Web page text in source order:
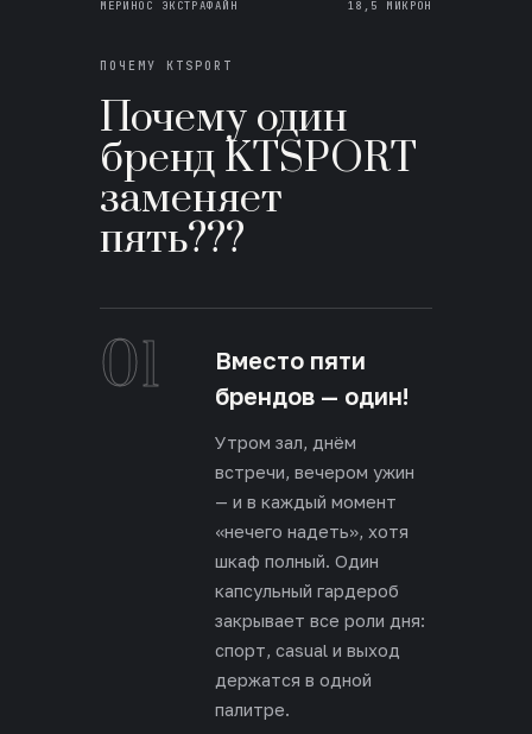
МЕРИНОС ЭКСТРАФАЙН 18,5 МИКРОН
ПОЧЕМУ KTSPORT
Почему один
бренд KTSPORT
заменяет
пять???
01
Вместо пяти
брендов — один!
Утром зал, днём
встречи, вечером ужин
— и в каждый момент
«нечего надеть», хотя
шкаф полный. Один
капсульный гардероб
закрывает все роли дня:
спорт, casual и выход
держатся в одной
палитре.